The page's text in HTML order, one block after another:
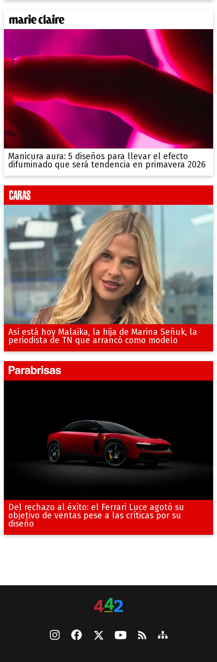
Manicura aura: 5 diseños para llevar el efecto
difuminado que será tendencia en primavera 2026
Así está hoy Malaika, la hija de Marina Señuk, la
periodista de TN que arrancó como modelo
Del rechazo al éxito: el Ferrari Luce agotó su
objetivo de ventas pese a las críticas por su
diseño